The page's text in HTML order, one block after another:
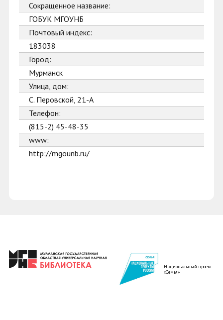
Сокращенное название:
ГОБУК МГОУНБ
Почтовый индекс:
183038
Город:
Мурманск
Улица, дом:
С. Перовской, 21-А
Телефон:
(815-2) 45-48-35
www:
http://mgounb.ru/
Национальный проект
«Семья»